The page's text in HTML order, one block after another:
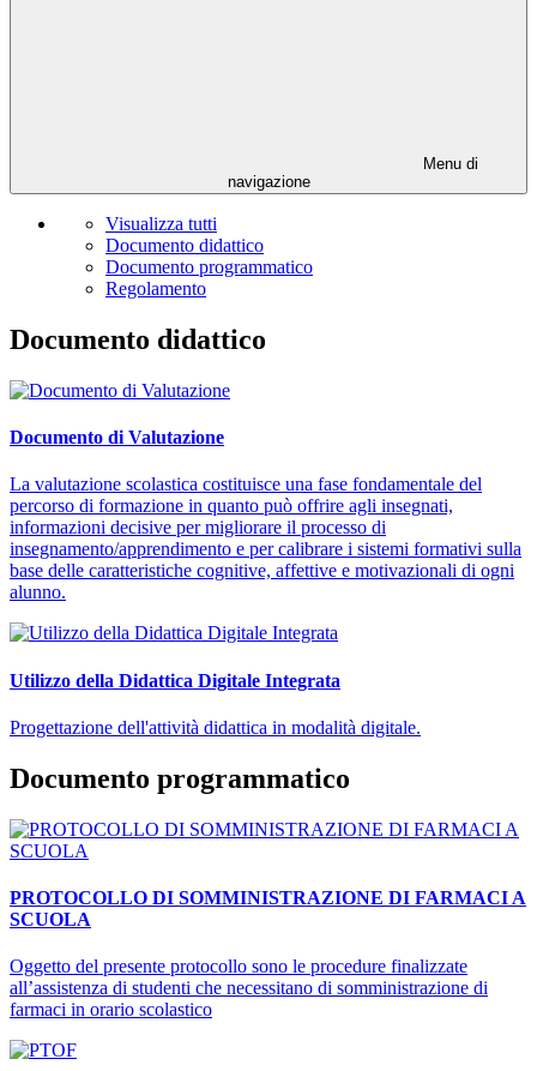
Menu di
navigazione
Visualizza tutti
Documento didattico
Documento programmatico
Regolamento
Documento didattico
Documento di Valutazione
La valutazione scolastica costituisce una fase fondamentale del
percorso di formazione in quanto può offrire agli insegnati,
informazioni decisive per migliorare il processo di
insegnamento/apprendimento e per calibrare i sistemi formativi sulla
base delle caratteristiche cognitive, affettive e motivazionali di ogni
alunno.
Utilizzo della Didattica Digitale Integrata
Progettazione dell'attività didattica in modalità digitale.
Documento programmatico
PROTOCOLLO DI SOMMINISTRAZIONE DI FARMACI A
SCUOLA
Oggetto del presente protocollo sono le procedure finalizzate
all’assistenza di studenti che necessitano di somministrazione di
farmaci in orario scolastico